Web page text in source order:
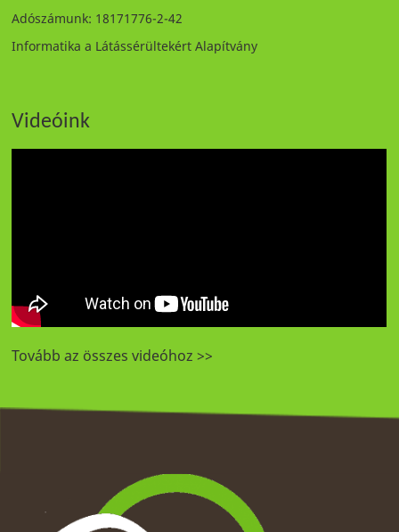
Adószámunk: 18171776-2-42
Informatika a Látássérültekért Alapítvány
Videóink
Tovább az összes videóhoz >>